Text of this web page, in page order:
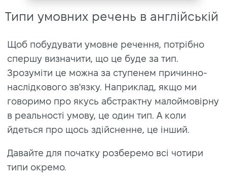
Типи умовних речень в англійській
Щоб побудувати умовне речення, потрібно
спершу визначити, що це буде за тип.
Зрозуміти це можна за ступенем причинно-
наслідкового зв'язку. Наприклад, якщо ми
говоримо про якусь абстрактну малоймовірну
в реальності умову, це один тип. А коли
йдеться про щось здійсненне, це інший.
Давайте для початку розберемо всі чотири
типи окремо.